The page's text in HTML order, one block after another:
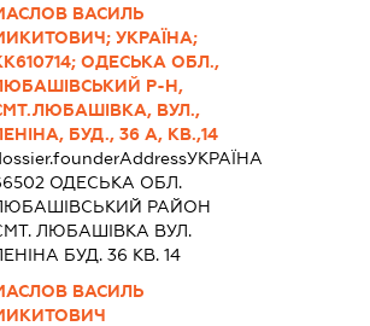
ВАСИЛЬ
УКРАЇНА;
ОДЕСЬКА ОБЛ.,
Р-Н,
ВУЛ.,
БУД., 36 А, КВ.,14
УКРАЇНА
ОДЕСЬКА ОБЛ.
РАЙОН
ЛЮБАШІВКА ВУЛ.
БУД. 36 КВ. 14
ВАСИЛЬ